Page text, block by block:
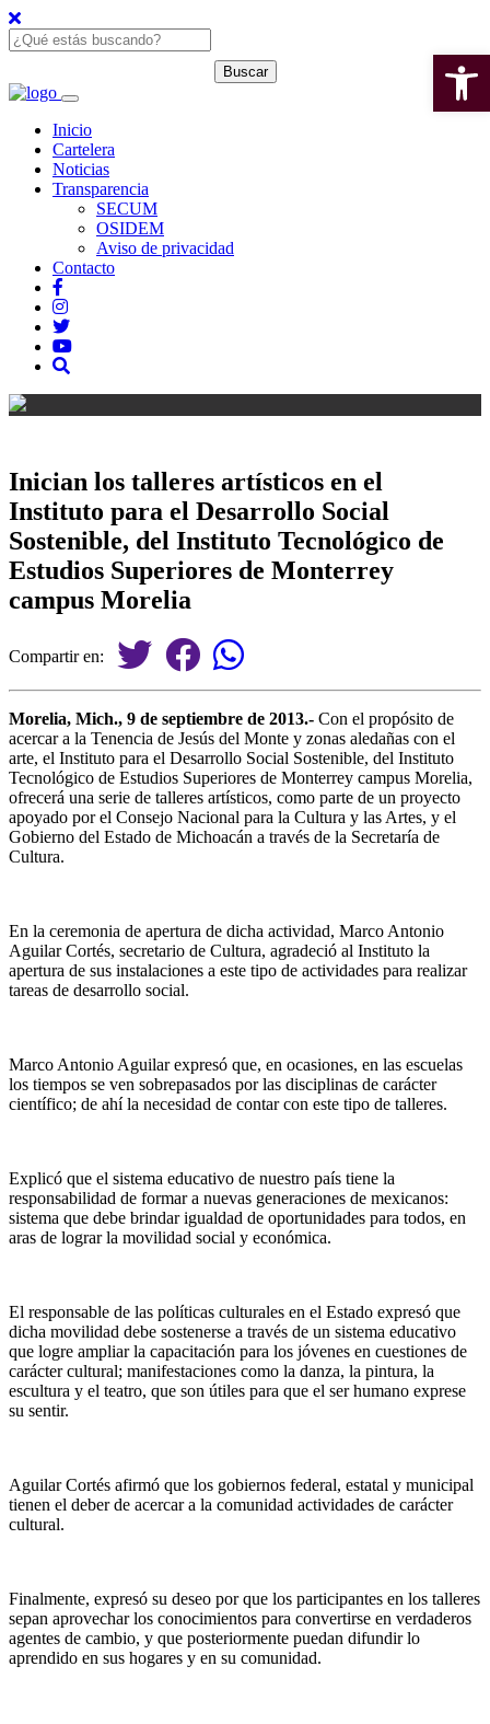
Inicio
Cartelera
Noticias
Transparencia
SECUM
OSIDEM
Aviso de privacidad
Contacto
Inician los talleres artísticos en el
Instituto para el Desarrollo Social
Sostenible, del Instituto Tecnológico de
Estudios Superiores de Monterrey
campus Morelia
Compartir en:
Morelia, Mich., 9 de septiembre de 2013.- Con el propósito de
acercar a la Tenencia de Jesús del Monte y zonas aledañas con el
arte, el Instituto para el Desarrollo Social Sostenible, del Instituto
Tecnológico de Estudios Superiores de Monterrey campus Morelia,
ofrecerá una serie de talleres artísticos, como parte de un proyecto
apoyado por el Consejo Nacional para la Cultura y las Artes, y el
Gobierno del Estado de Michoacán a través de la Secretaría de
Cultura.
En la ceremonia de apertura de dicha actividad, Marco Antonio
Aguilar Cortés, secretario de Cultura, agradeció al Instituto la
apertura de sus instalaciones a este tipo de actividades para realizar
tareas de desarrollo social.
Marco Antonio Aguilar expresó que, en ocasiones, en las escuelas
los tiempos se ven sobrepasados por las disciplinas de carácter
científico; de ahí la necesidad de contar con este tipo de talleres.
Explicó que el sistema educativo de nuestro país tiene la
responsabilidad de formar a nuevas generaciones de mexicanos:
sistema que debe brindar igualdad de oportunidades para todos, en
aras de lograr la movilidad social y económica.
El responsable de las políticas culturales en el Estado expresó que
dicha movilidad debe sostenerse a través de un sistema educativo
que logre ampliar la capacitación para los jóvenes en cuestiones de
carácter cultural; manifestaciones como la danza, la pintura, la
escultura y el teatro, que son útiles para que el ser humano exprese
su sentir.
Aguilar Cortés afirmó que los gobiernos federal, estatal y municipal
tienen el deber de acercar a la comunidad actividades de carácter
cultural.
Finalmente, expresó su deseo por que los participantes en los talleres
sepan aprovechar los conocimientos para convertirse en verdaderos
agentes de cambio, y que posteriormente puedan difundir lo
aprendido en sus hogares y en su comunidad.